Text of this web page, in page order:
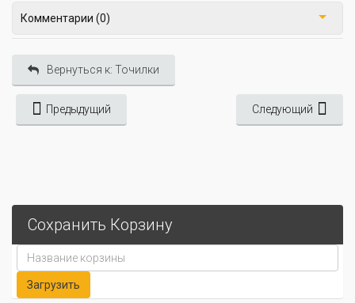
Комментарии (0)
Вернуться к: Точилки
Предыдущий Следующий
Сохранить Корзину